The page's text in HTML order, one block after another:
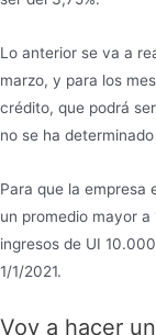
Lo anterior se va a
marzo, y para los
crédito, que podrá
no se ha
Para que la empresa
un promedio mayor
ingresos de UI
1/1/2021.
Voy a hacer